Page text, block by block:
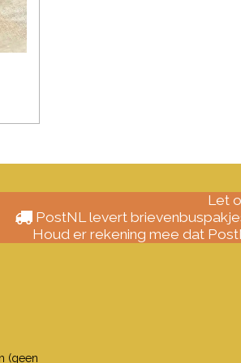
Let
PostNL levert
Houd er rekening mee dat
(geen